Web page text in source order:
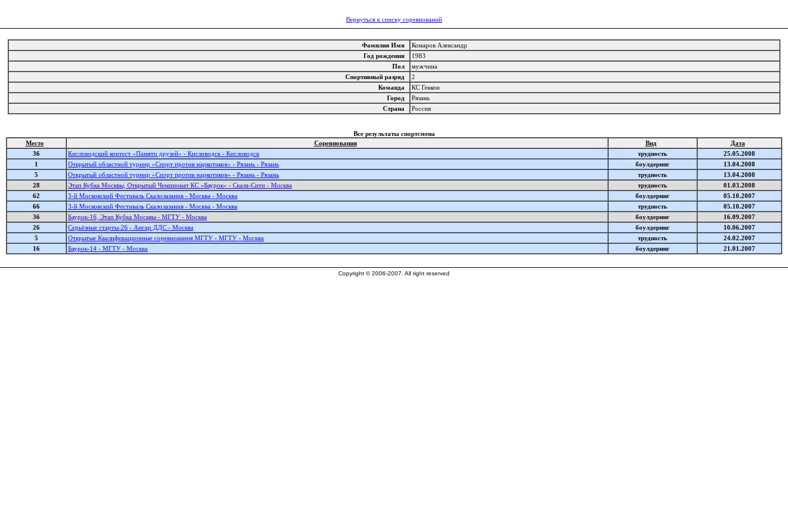
Вернуться к списку соревнований
Фамилия Имя
Комаров Александр
Год рождения
1983
Пол
мужчина
Спортивный разряд
2
Команда
КС Геккон
Город
Рязань
Страна
Россия
Все результаты спортсмена
Место
Соревнования Вид
Дата
36
Кисловодский контест «Памяти друзей» - Кисловодск - Кисловодск трудность
25.05.2008
1
Открытый областной турнир «Спорт против наркотиков» - Рязань - Рязань боулдеринг
13.04.2008
5
Открытый областной турнир «Спорт против наркотиков» - Рязань - Рязань трудность
13.04.2008
28
Этап Кубка Москвы, Открытый Чемпионат КС «Баурок» - Скала-Сити - Москва трудность
01.03.2008
62
3-й Московский Фестиваль Cкалолазания - Москва - Москва боулдеринг
05.10.2007
66
3-й Московский Фестиваль Cкалолазания - Москва - Москва трудность
05.10.2007
36
Баурок-16, Этап Кубка Москвы - МГТУ - Москва боулдеринг
16.09.2007
26
Серьёзные старты-26 - Ангар ДДС - Москва боулдеринг
10.06.2007
5
Открытые Квалификационные соревнования МГТУ - МГТУ - Москва трудность
24.02.2007
16
Баурок-14 - МГТУ - Москва боулдеринг 21.01.2007
Copyright © 2006-2007. All right reserved